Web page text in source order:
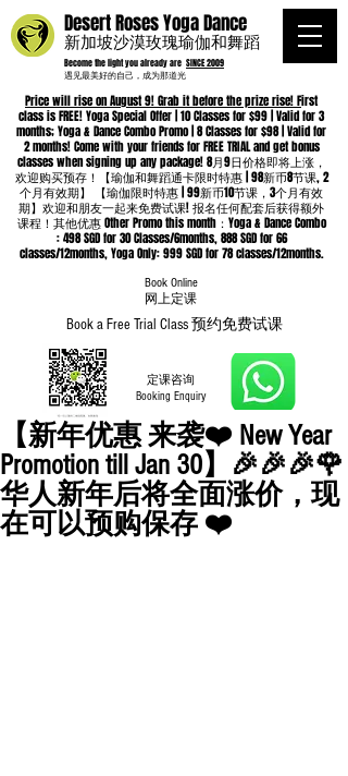
Price will rise on August 9! Grab it before the prize rise! First
class is FREE! Yoga Special Offer | 10 Classes for $99 | Valid for 3
months; Yoga & Dance Combo Promo | 8 Classes for $98 | Valid for
2 months! Come with your friends for FREE TRIAL and get bonus
classes when signing up any package! 8月9日价格即将上涨，
欢迎购买预存！【瑜伽和舞蹈通卡限时特惠 | 98新币8节课, 2
个月有效期】 【瑜伽限时特惠 | 99新币10节课，3个月有效
期】欢迎和朋友一起来免费试课! 报名任何配套后获得额外
课程！其他优惠 Other Promo this month：Yoga & Dance Combo
: 498 SGD for 30 Classes/6months, 888 SGD for 66
classes/12months, Yoga Only: 999 SGD for 78 classes/12months.
Become the light you already are SINCE 2009
遇见最美好的自己，成为那道光
Desert Roses Yoga Dance
新加坡沙漠玫瑰瑜伽和舞蹈
Book a Free Trial Class 预约免费试课
定课咨询
Booking Enquiry
Book Online
​网上定课
Whatsapp96652368
WeChat ID : desertrosesfit
【新年优惠 来袭❤️ New Year
Promotion till Jan 30】🎉🎉🎉🌹
华人新年后将全面涨价，现
在可以预购保存 ❤️